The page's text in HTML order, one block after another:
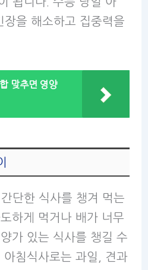
장을 해소하고 집중력을
맞추면 영양
단한 식사를 챙겨 먹는
하게 먹거나 배가 너무
가 있는 식사를 챙길 수
침식사로는 과일, 견과